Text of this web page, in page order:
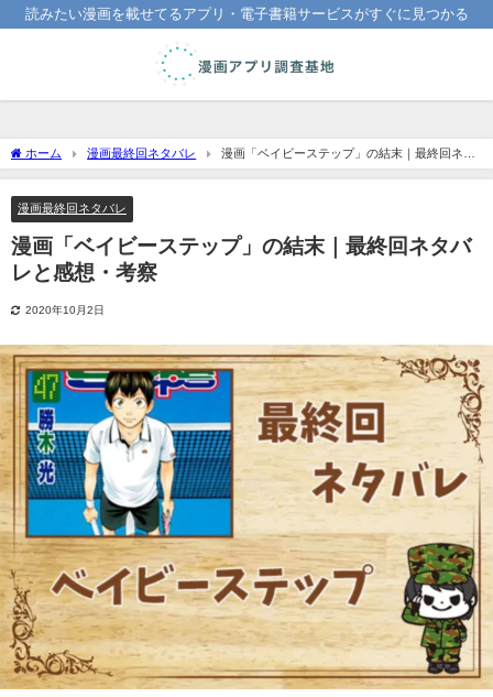
読みたい漫画を載せてるアプリ・電子書籍サービスがすぐに見つかる
ホーム 漫画最終回ネタバレ
漫画「ベイビーステップ」の結末｜最終回ネタ
バレと感想・考察
漫画最終回ネタバレ
漫画「ベイビーステップ」の結末｜最終回ネタバ
レと感想・考察
2020年10月2日